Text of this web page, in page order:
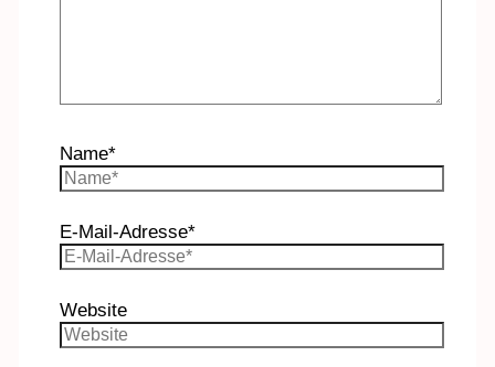
Name*
E-Mail-Adresse*
Website